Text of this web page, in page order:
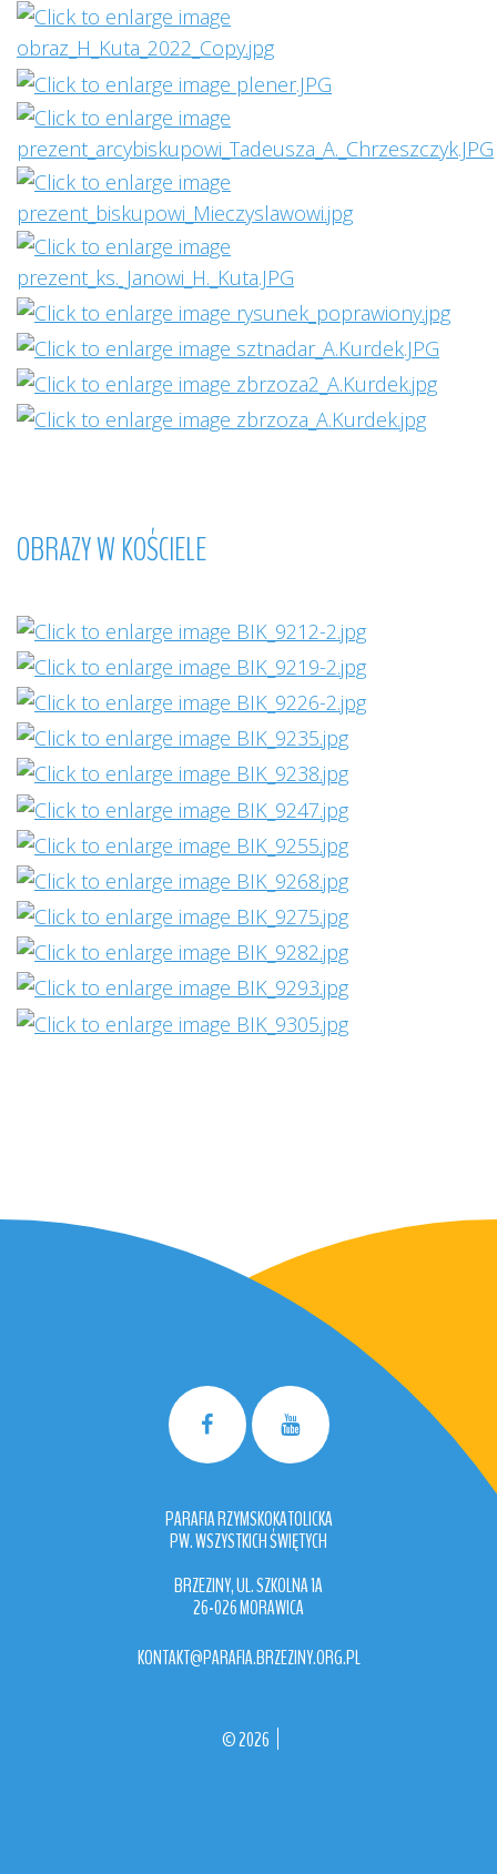
OBRAZYWKOŚCIELE
PARAFIA RZYMSKOKATOLICKA
PW. WSZYSTKICH ŚWIĘTYCH
BRZEZINY, UL. SZKOLNA 1A
26-026 MORAWICA
KONTAKT@PARAFIA.BRZEZINY.ORG.PL
©2026